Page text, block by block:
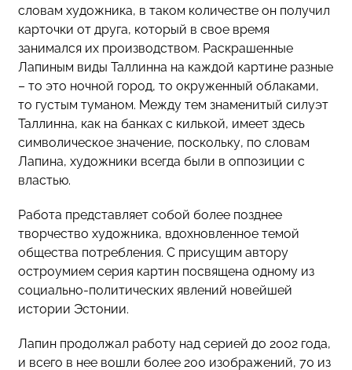
словам художника, в таком количестве он получил
карточки от друга, который в свое время
занимался их производством. Раскрашенные
Лапиным виды Таллинна на каждой картине разные
– то это ночной город, то окруженный облаками,
то густым туманом. Между тем знаменитый силуэт
Таллинна, как на банках с килькой, имеет здесь
символическое значение, поскольку, по словам
Лапина, художники всегда были в оппозиции с
властью.
Работа представляет собой более позднее
творчество художника, вдохновленное темой
общества потребления. С присущим автору
остроумием серия картин посвящена одному из
социально-политических явлений новейшей
истории Эстонии.
Лапин продолжал работу над серией до 2002 года,
и всего в нее вошли более 200 изображений, 70 из